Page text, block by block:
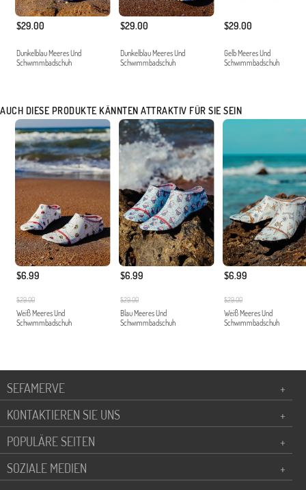
$29.00
Dunkelblau Meeres Und
Schwımmbadschuh
$29.00
Dunkelblau Meeres Und
Schwımmbadschuh
$29.00
Gelb Meeres Und
Schwımmbadschuh
AUCH DIESE PRODUKTE KÄNNTEN ATTRAKTIV FÜR SIE SEIN
$6.99
$29.00
Weiß Meeres Und
Schwımmbadschuh
$6.99
$29.00
Blau Meeres Und
Schwımmbadschuh
$6.99
$29.00
Weiß Meeres Und
Schwımmbadschuh
SEFAMERVE
+
KONTAKTIEREN SIE UNS
+
POPULÄRE SEITEN
+
SOZIALE MEDIEN
+